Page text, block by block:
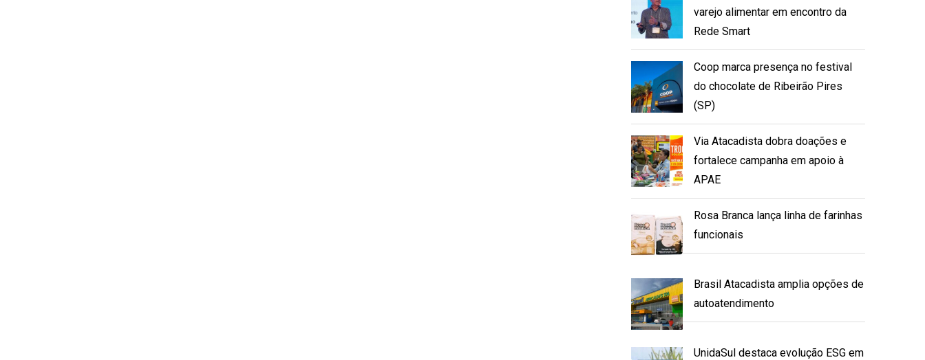
varejo alimentar em encontro da
Rede Smart
Coop marca presença no festival
do chocolate de Ribeirão Pires
(SP)
Via Atacadista dobra doações e
fortalece campanha em apoio à
APAE
Rosa Branca lança linha de farinhas
funcionais
Brasil Atacadista amplia opções de
autoatendimento
UnidaSul destaca evolução ESG em